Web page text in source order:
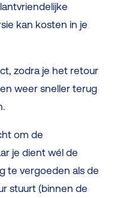
kan kosten in je
zodra je het retour
weer sneller terug
om de
je dient wél de
te vergoeden als de
stuurt (binnen de